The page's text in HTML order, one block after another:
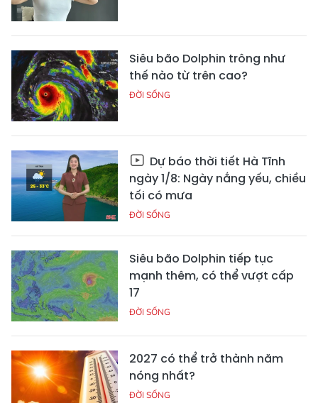
Siêu bão Dolphin trông như
thế nào từ trên cao?
ĐỜI SỐNG
Dự báo thời tiết Hà Tĩnh
ngày 1/8: Ngày nắng yếu, chiều
tối có mưa
ĐỜI SỐNG
Siêu bão Dolphin tiếp tục
mạnh thêm, có thể vượt cấp
17
ĐỜI SỐNG
2027 có thể trở thành năm
nóng nhất?
ĐỜI SỐNG